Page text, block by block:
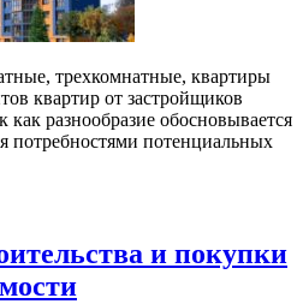
трехкомнатные, квартиры
квартир от застройщиков
как разнообразие обосновывается
потребностями потенциальных
и покупки